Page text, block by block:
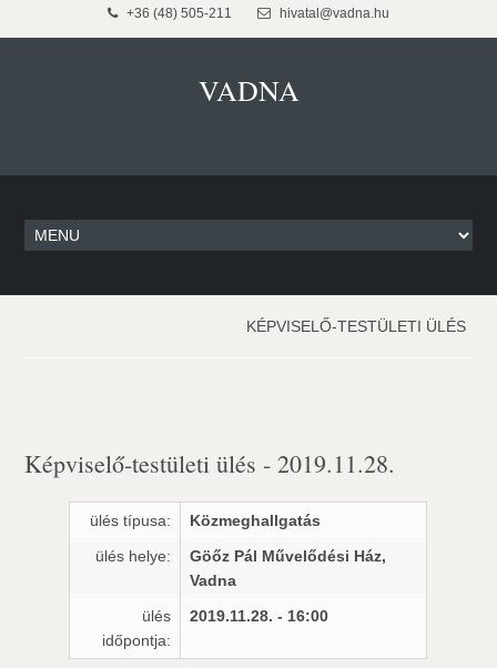
+36 (48) 505-211 hivatal@vadna.hu
VADNA
KÉPVISELŐ-TESTÜLETI ÜLÉS
Képviselő-testületi ülés - 2019.11.28.
ülés típusa:
Közmeghallgatás
ülés helye:
Göőz Pál Művelődési Ház,
Vadna
ülés
időpontja:
2019.11.28. - 16:00